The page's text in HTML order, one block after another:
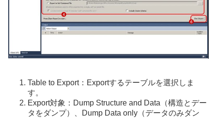
Table to Export：Exportするテーブルを選択しま
す。
Export対象：Dump Structure and Data（構造とデー
タをダンプ）、Dump Data only（データのみダン